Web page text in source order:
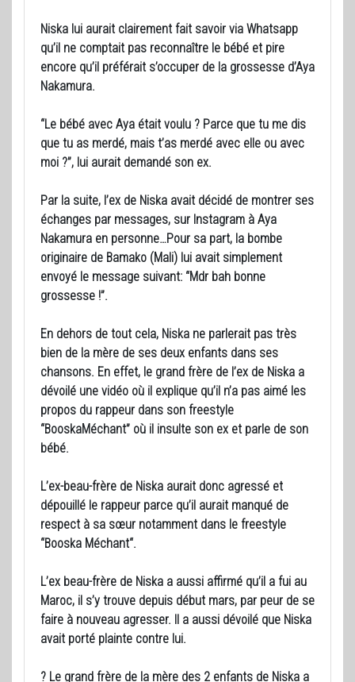
Niska lui aurait clairement fait savoir via Whatsapp
qu’il ne comptait pas reconnaître le bébé et pire
encore qu’il préférait s’occuper de la grossesse d’Aya
Nakamura.
“Le bébé avec Aya était voulu ? Parce que tu me dis
que tu as merdé, mais t’as merdé avec elle ou avec
moi ?”, lui aurait demandé son ex.
Par la suite, l’ex de Niska avait décidé de montrer ses
échanges par messages, sur Instagram à Aya
Nakamura en personne…Pour sa part, la bombe
originaire de Bamako (Mali) lui avait simplement
envoyé le message suivant: “Mdr bah bonne
grossesse !”.
En dehors de tout cela, Niska ne parlerait pas très
bien de la mère de ses deux enfants dans ses
chansons. En effet, le grand frère de l’ex de Niska a
dévoilé une vidéo où il explique qu’il n’a pas aimé les
propos du rappeur dans son freestyle
“BooskaMéchant” où il insulte son ex et parle de son
bébé.
L’ex-beau-frère de Niska aurait donc agressé et
dépouillé le rappeur parce qu’il aurait manqué de
respect à sa sœur notamment dans le freestyle
“Booska Méchant“.
L’ex beau-frère de Niska a aussi affirmé qu’il a fui au
Maroc, il s’y trouve depuis début mars, par peur de se
faire à nouveau agresser. Il a aussi dévoilé que Niska
avait porté plainte contre lui.
? Le grand frère de la mère des 2 enfants de Niska a